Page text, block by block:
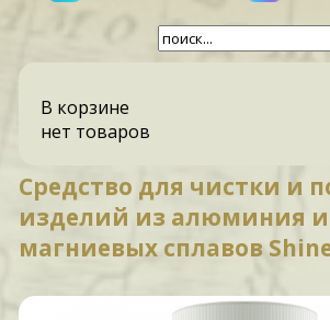
В корзине
нет товаров
Средство для чистки и
изделий из алюминия и
магниевых сплавов